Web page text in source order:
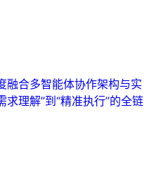
合多智能体协作架构与实
理解”到“精准执行”的全链